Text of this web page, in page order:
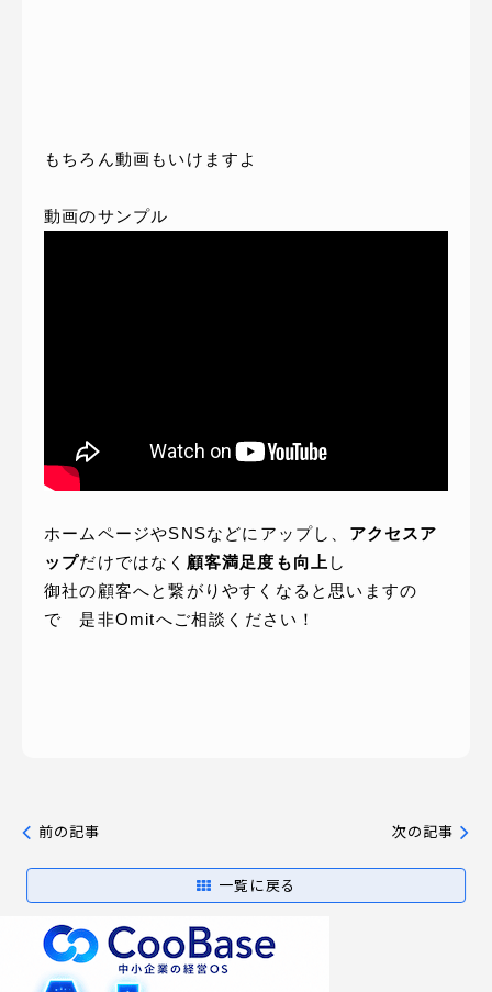
もちろん動画もいけますよ
動画のサンプル
ホームページやSNSなどにアップし、 アクセスア
ップだけではなく 顧客満足度も向上 し
御社の顧客へと繋がりやすくなると思いますの
で 是非Omitへご相談ください！
前の記事
一覧に戻る
次の記事